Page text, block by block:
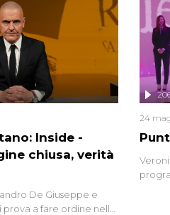
Inside -
chiusa, verità
De Giuseppe e
prova a fare ordine nella
24